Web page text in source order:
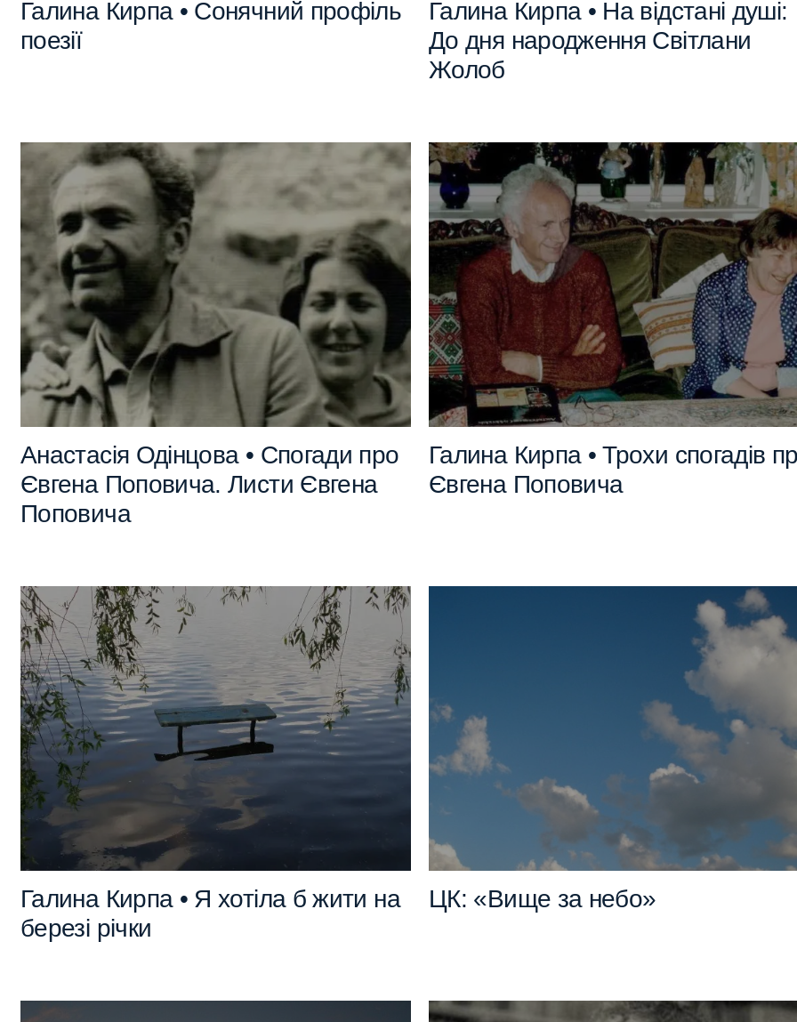
Галина Кирпа • Сонячний профіль
поезії
Галина Кирпа • На відстані душі:
До дня народження Світлани
Жолоб
Анастасія Одінцова • Спогади про
Євгена Поповича. Листи Євгена
Поповича
Галина Кирпа • Трохи спогадів
Євгена Поповича
Галина Кирпа • Я хотіла б жити на
березі річки
ЦК: «Вище за небо»